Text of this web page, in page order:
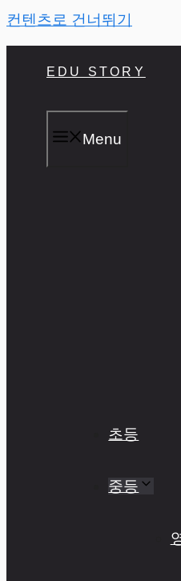
컨텐츠로 건너뛰기
EDU STORY
Menu
초등
중등